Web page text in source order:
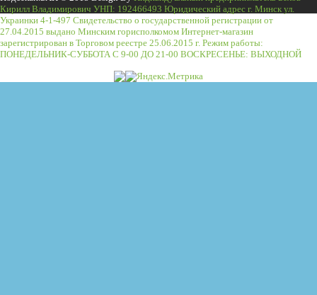
Кирилл Владимирович УНП: 192466493 Юридический адрес г. Минск ул.
Украинки 4-1-497 Свидетельство о государственной регистрации от
27.04.2015 выдано Минским горисполкомом Интернет-магазин
зарегистрирован в Торговом реестре 25.06.2015 г. Режим работы:
ПОНЕДЕЛЬНИК-СУББОТА С 9-00 ДО 21-00 ВОСКРЕСЕНЬЕ: ВЫХОДНОЙ